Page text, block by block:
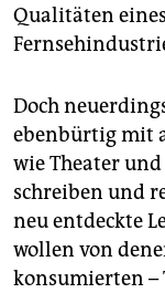
Qualitäten
Doch
ebenbürtig mit
wie Theater
schreiben und
neu entdeckte
wollen von
konsumierten –